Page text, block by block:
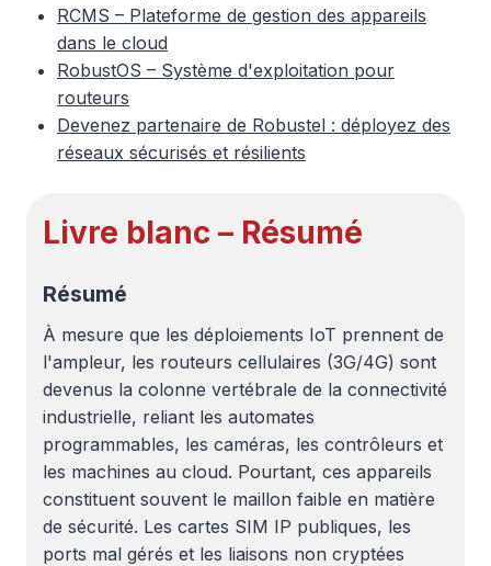
RCMS – Plateforme de gestion des appareils
dans le cloud
RobustOS – Système d'exploitation pour
routeurs
Devenez partenaire de Robustel : déployez des
réseaux sécurisés et résilients
Livre blanc – Résumé
Résumé
À mesure que les déploiements IoT prennent de
l'ampleur, les routeurs cellulaires (3G/4G) sont
devenus la colonne vertébrale de la connectivité
industrielle, reliant les automates
programmables, les caméras, les contrôleurs et
les machines au cloud. Pourtant, ces appareils
constituent souvent le maillon faible en matière
de sécurité. Les cartes SIM IP publiques, les
ports mal gérés et les liaisons non cryptées